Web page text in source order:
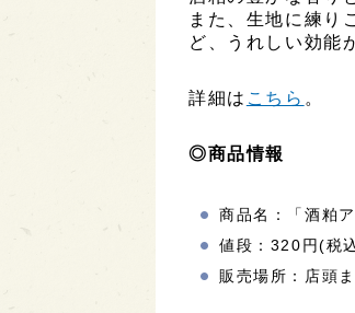
また、生地に練り
ど、うれしい効能
詳細は こちら 。
◎商品情報
商品名：「酒粕
値段：320円(税
販売場所：店頭